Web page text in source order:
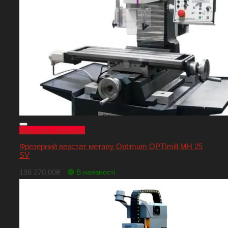
Швидкий перегляд
Фрезерний верстат металу Optimum OPTImill MH 25
SV
198 270,00₴ 🟢 В наявності